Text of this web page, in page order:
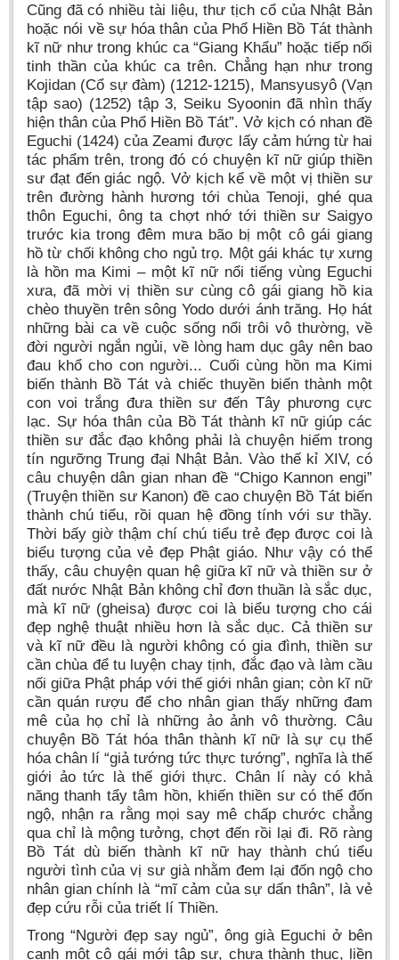
Cũng đã có nhiều tài liệu, thư tịch cổ của Nhật Bản
hoặc nói về sự hóa thân của Phổ Hiền Bồ Tát thành
kĩ nữ như trong khúc ca “Giang Khẩu” hoặc tiếp nối
tinh thần của khúc ca trên. Chẳng hạn như trong
Kojidan (Cổ sự đàm) (1212-1215), Mansyusyô (Vạn
tập sao) (1252) tập 3, Seiku Syoonin đã nhìn thấy
hiện thân của Phổ Hiền Bồ Tát”. Vở kịch có nhan đề
Eguchi (1424) của Zeami được lấy cảm hứng từ hai
tác phẩm trên, trong đó có chuyện kĩ nữ giúp thiền
sư đạt đến giác ngộ. Vở kịch kể về một vị thiền sư
trên đường hành hương tới chùa Tenoji, ghé qua
thôn Eguchi, ông ta chợt nhớ tới thiền sư Saigyo
trước kia trong đêm mưa bão bị một cô gái giang
hồ từ chối không cho ngủ trọ. Một gái khác tự xưng
là hồn ma Kimi – một kĩ nữ nổi tiếng vùng Eguchi
xưa, đã mời vị thiền sư cùng cô gái giang hồ kia
chèo thuyền trên sông Yodo dưới ánh trăng. Họ hát
những bài ca về cuộc sống nổi trôi vô thường, về
đời người ngắn ngủi, về lòng ham dục gây nên bao
đau khổ cho con người... Cuối cùng hồn ma Kimi
biến thành Bồ Tát và chiếc thuyền biến thành một
con voi trắng đưa thiền sư đến Tây phương cực
lạc. Sự hóa thân của Bồ Tát thành kĩ nữ giúp các
thiền sư đắc đạo không phải là chuyện hiếm trong
tín ngưỡng Trung đại Nhật Bản. Vào thế kỉ XIV, có
câu chuyện dân gian nhan đề “Chigo Kannon engi”
(Truyện thiền sư Kanon) đề cao chuyện Bồ Tát biến
thành chú tiểu, rồi quan hệ đồng tính với sư thầy.
Thời bấy giờ thậm chí chú tiểu trẻ đẹp được coi là
biểu tượng của vẻ đẹp Phật giáo. Như vậy có thể
thấy, câu chuyện quan hệ giữa kĩ nữ và thiền sư ở
đất nước Nhật Bản không chỉ đơn thuần là sắc dục,
mà kĩ nữ (gheisa) được coi là biểu tượng cho cái
đẹp nghệ thuật nhiều hơn là sắc dục. Cả thiền sư
và kĩ nữ đều là người không có gia đình, thiền sư
cần chùa để tu luyện chay tịnh, đắc đạo và làm cầu
nối giữa Phật pháp với thế giới nhân gian; còn kĩ nữ
cần quán rượu để cho nhân gian thấy những đam
mê của họ chỉ là những ảo ảnh vô thường. Câu
chuyện Bồ Tát hóa thân thành kĩ nữ là sự cụ thể
hóa chân lí “giả tướng tức thực tướng”, nghĩa là thế
giới ảo tức là thế giới thực. Chân lí này có khả
năng thanh tẩy tâm hồn, khiến thiền sư có thể đốn
ngộ, nhận ra rằng mọi say mê chấp chước chẳng
qua chỉ là mộng tưởng, chợt đến rồi lại đi. Rõ ràng
Bồ Tát dù biến thành kĩ nữ hay thành chú tiểu
người tình của vị sư già nhằm đem lại đốn ngộ cho
nhân gian chính là “mĩ cảm của sự dấn thân”, là vẻ
đẹp cứu rỗi của triết lí Thiền.
Trong “Người đẹp say ngủ”, ông già Eguchi ở bên
cạnh một cô gái mới tập sự, chưa thành thục, liền